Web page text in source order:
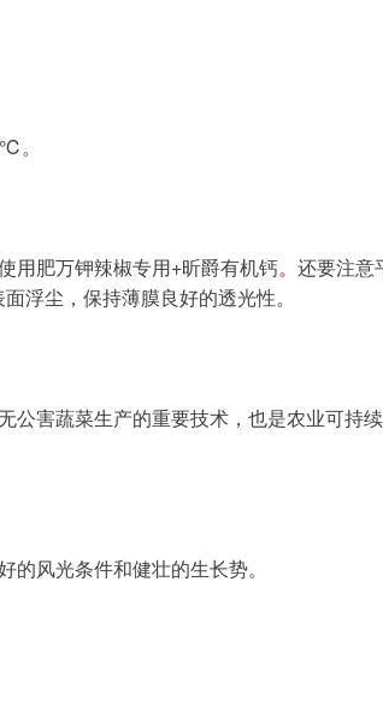
。
用肥万钾辣椒专用+昕爵有机钙
。 还要注意
浮尘，保持薄膜良好的透光性。
风光条件和健壮的生长势。